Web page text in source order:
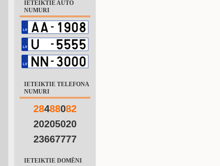
IETEIKTIE AUTO
NUMURI
IETEIKTIE TELEFONA
NUMURI
28488082
20205020
23667777
IETEIKTIE DOMĒNI